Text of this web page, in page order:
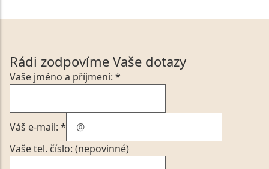
Rádi zodpovíme Vaše dotazy
Vaše jméno a příjmení: *
Váš e-mail: *
Vaše tel. číslo: (nepovinné)